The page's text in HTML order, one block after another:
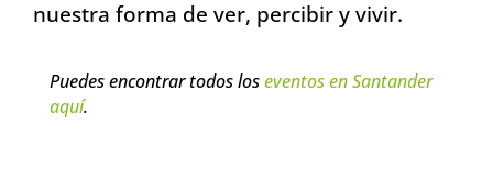
nuestra forma de ver, percibir y vivir.
Puedes encontrar todos loseventos en Santander
aquí.